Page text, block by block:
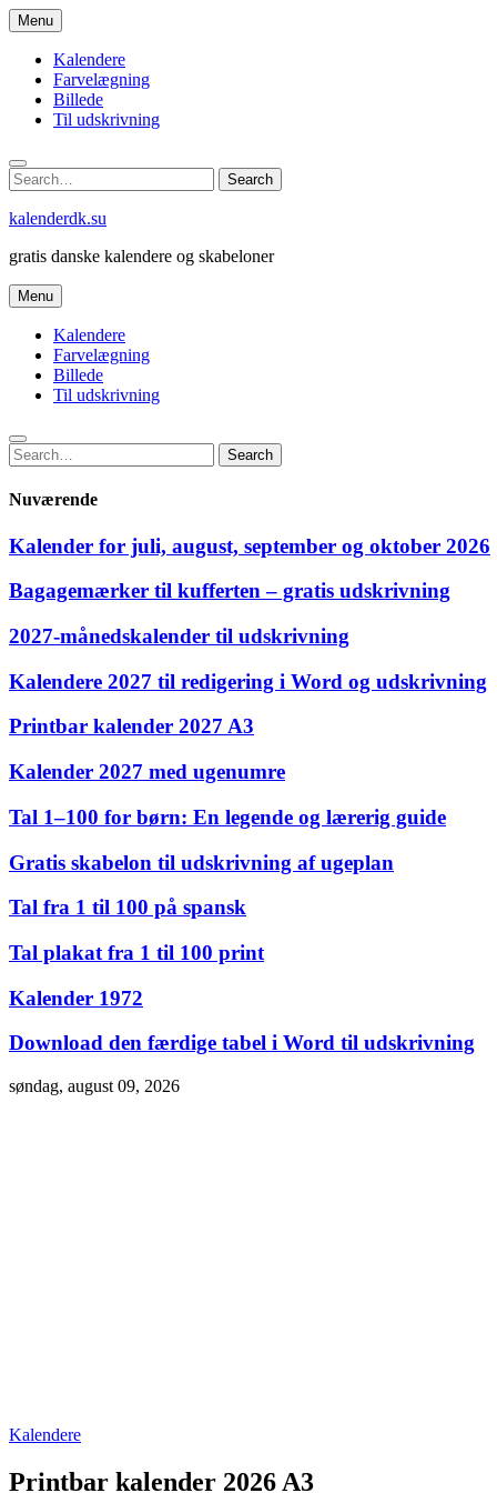
Skip
to
content
Menu
Kalendere
Farvelægning
Billede
Til udskrivning
Search
for:
Search
kalenderdk.su
gratis danske kalendere og skabeloner
Menu
Kalendere
Farvelægning
Billede
Til udskrivning
Search
for:
Search
Nuværende
Kalender for juli, august, september og oktober 2026
Bagagemærker til kufferten – gratis udskrivning
2027‑månedskalender til udskrivning
Kalendere 2027 til redigering i Word og udskrivning
Printbar kalender 2027 A3
Kalender 2027 med ugenumre
Tal 1–100 for børn: En legende og lærerig guide
Gratis skabelon til udskrivning af ugeplan
Tal fra 1 til 100 på spansk
Tal plakat fra 1 til 100 print
Kalender 1972
Download den færdige tabel i Word til udskrivning
søndag, august 09, 2026
Kalendere
Printbar kalender 2026 A3